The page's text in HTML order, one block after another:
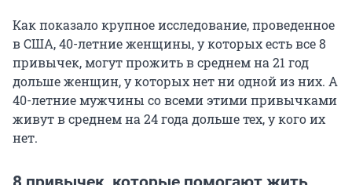
Как показало крупное исследование, проведенное
в США, 40-летние женщины, у которых есть все 8
привычек, могут прожить в среднем на 21 год
дольше женщин, у которых нет ни одной из них. А
40-летние мужчины со всеми этими привычками
живут в среднем на 24 года дольше тех, у кого их
нет.